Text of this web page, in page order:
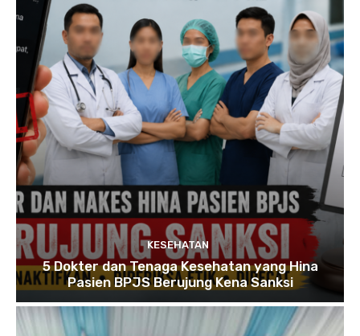
KESEHATAN
5 Dokter dan Tenaga Kesehatan yang Hina
Pasien BPJS Berujung Kena Sanksi